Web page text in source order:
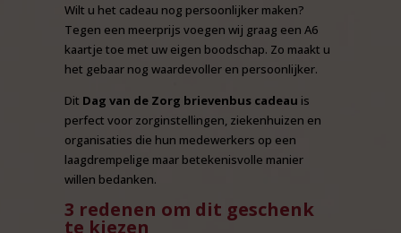
Wilt u het cadeau nog persoonlijker maken?
Tegen een meerprijs voegen wij graag een A6
kaartje toe met uw eigen boodschap. Zo maakt u
het gebaar nog waardevoller en persoonlijker.
Dit Dag van de Zorg brievenbus cadeau is
perfect voor zorginstellingen, ziekenhuizen en
organisaties die hun medewerkers op een
laagdrempelige maar betekenisvolle manier
willen bedanken.
3 redenen om dit geschenk
te kiezen